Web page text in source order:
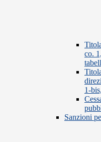
co.
1-
Sanzioni